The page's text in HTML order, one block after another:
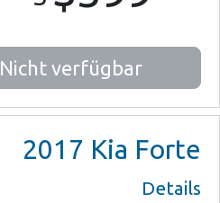
Nicht verfügbar
2017 Kia Forte
Details